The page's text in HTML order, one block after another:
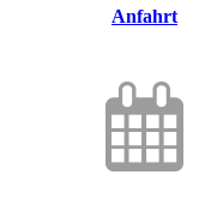
Anfahrt